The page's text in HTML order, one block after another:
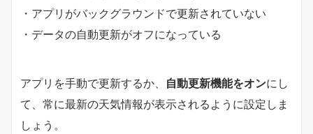
・アプリがバックグラウンドで更新されていない
・データの自動更新がオフになっている
アプリを手動で更新するか、 自動更新機能をオンにし
て、常に最新の天気情報が表示されるように設定しま
しょう。